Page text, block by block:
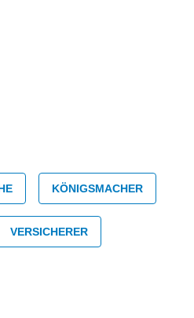
KÖNIGSMACHER
VERSICHERER